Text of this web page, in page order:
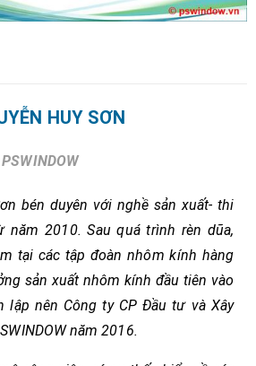
HUY SƠN
PSWINDOW
bén duyên với nghề sản xuất- thi
năm 2010. Sau quá trình rèn dũa,
tại các tập đoàn nhôm kính hàng
sản xuất nhôm kính đầu tiên vào
lập nên Công ty CP Đầu tư và Xây
năm 2016.